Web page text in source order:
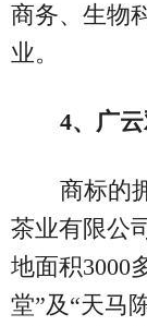
商务、生物
业。
4、广
商标的
茶业有限公
地面积3000
堂”及“天马